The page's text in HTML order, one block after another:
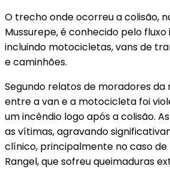
O trecho onde ocorreu a colisão,
Mussurepe, é conhecido pelo
incluindo motocicletas, vans de
e caminhões.
Segundo relatos de moradores da
entre a van e a motocicleta foi
um incêndio logo após a colisão.
as vítimas, agravando
clínico, principalmente no caso de
Rangel, que sofreu queimaduras